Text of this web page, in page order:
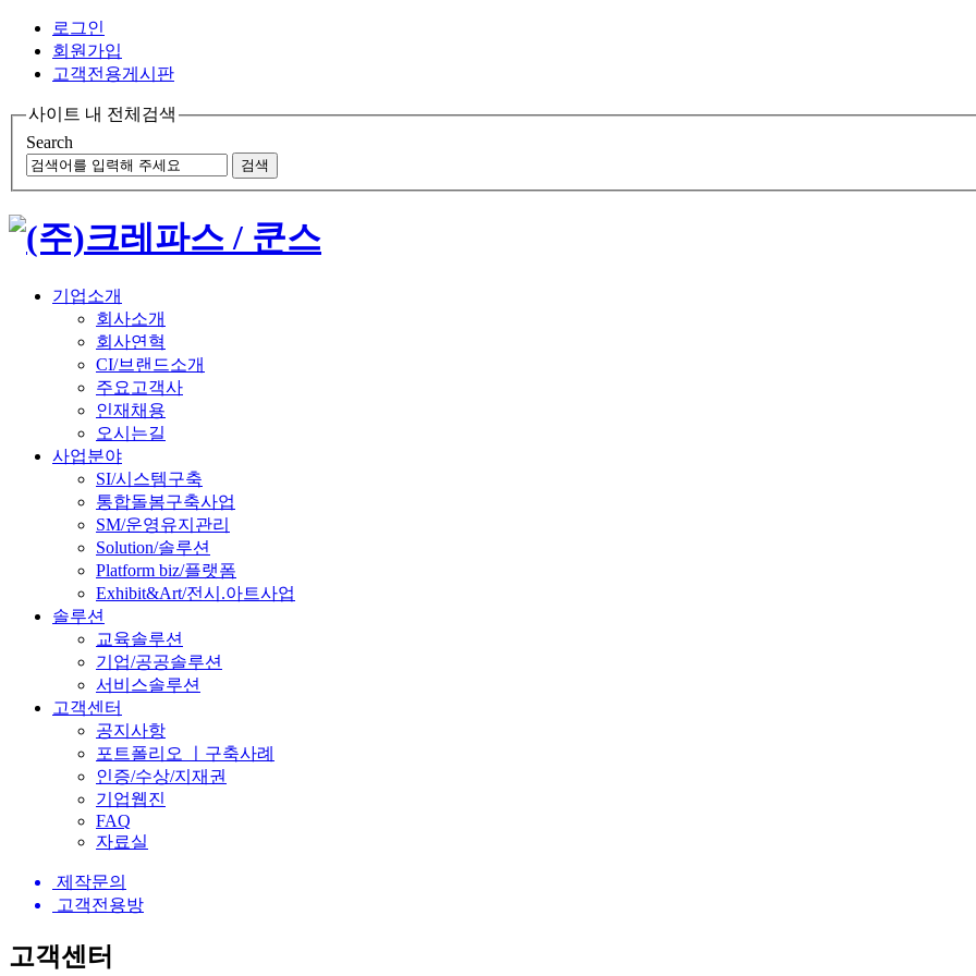
로그인
회원가입
고객전용게시판
사이트 내 전체검색
Search
기업소개
회사소개
회사연혁
CI/브랜드소개
주요고객사
인재채용
오시는길
사업분야
SI/시스템구축
통합돌봄구축사업
SM/운영유지관리
Solution/솔루션
Platform biz/플랫폼
Exhibit&Art/전시.아트사업
솔루션
교육솔루션
기업/공공솔루션
서비스솔루션
고객센터
공지사항
포트폴리오 ㅣ구축사례
인증/수상/지재권
기업웹진
FAQ
자료실
제작문의
고객전용방
고객센터